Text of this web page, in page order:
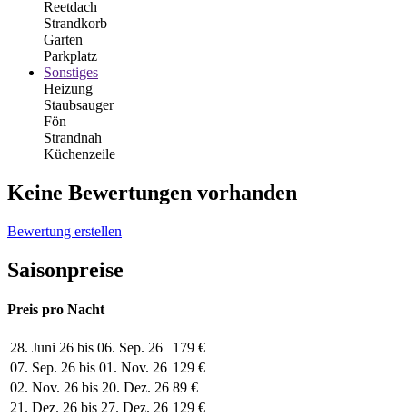
Reetdach
Strandkorb
Garten
Parkplatz
Sonstiges
Heizung
Staubsauger
Fön
Strandnah
Küchenzeile
Keine Bewertungen vorhanden
Bewertung erstellen
Saisonpreise
Preis pro Nacht
28. Juni 26 bis 06. Sep. 26
179 €
07. Sep. 26 bis 01. Nov. 26 129 €
02. Nov. 26 bis 20. Dez. 26 89 €
21. Dez. 26 bis 27. Dez. 26 129 €